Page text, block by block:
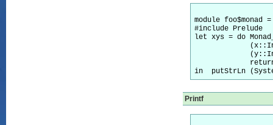
module foo$monad
#include Prelude
let xys = do
Printf